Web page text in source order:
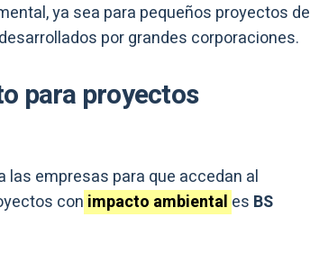
ya sea para pequeños proyectos de
por grandes corporaciones.
para proyectos
empresas para que accedan al
con impacto ambiental es BS